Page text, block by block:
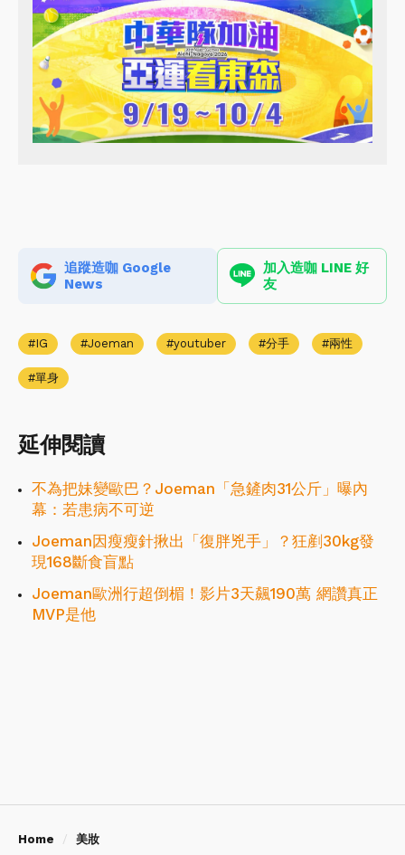
追蹤造咖 Google
News
加入造咖 LINE 好
友
IG Joeman youtuber 分手 兩性
單身
延伸閱讀
不為把妹變歐巴？Joeman「急鏟肉31公斤」曝內
幕：若患病不可逆
Joeman因瘦瘦針揪出「復胖兇手」？狂剷30kg發
現168斷食盲點
Joeman歐洲行超倒楣！影片3天飆190萬 網讚真正
MVP是他
Home 美妝